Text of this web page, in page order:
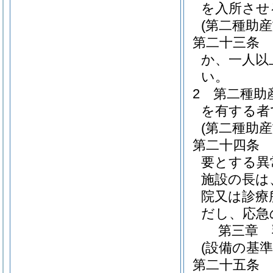
を入所さ
(第二種助
第二十三条
か、一人
い。
2
第二種助
を有する
(第二種助
第二十四条
要とする
施設の長
院又は診
だし、応
第三章
(設備の基
第二十五条